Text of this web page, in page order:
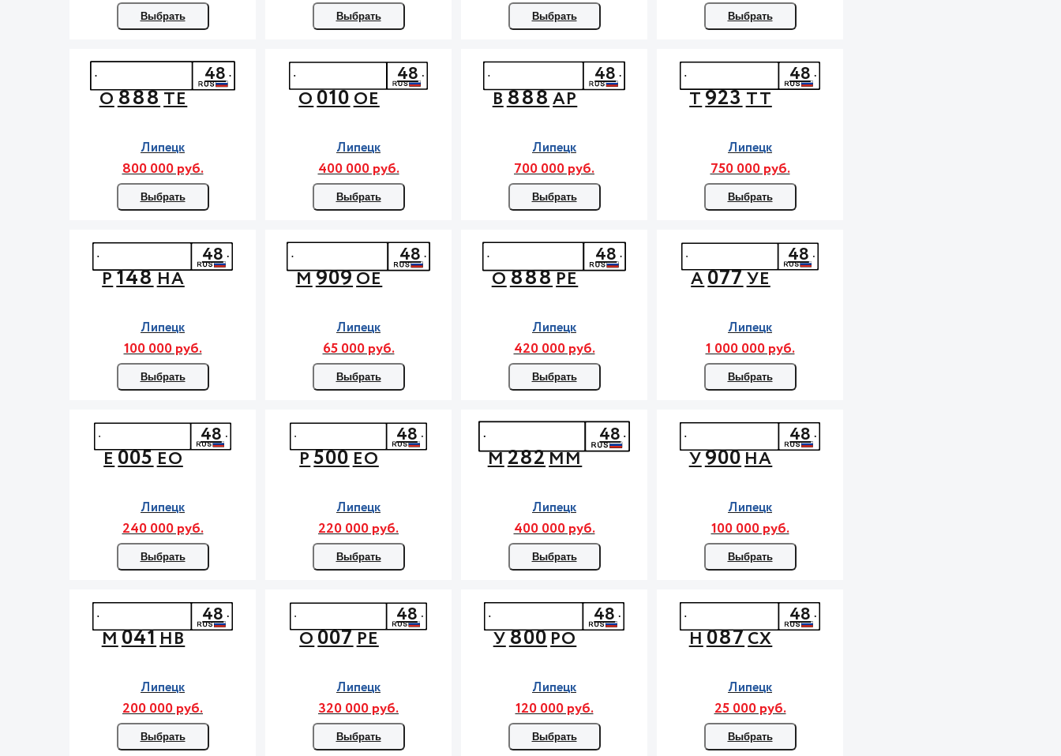
Выбрать Выбрать Выбрать Выбрать
О888ТЕ
48
Липецк
800 000 руб.
Выбрать
О010ОЕ
48
Липецк
400 000 руб.
Выбрать
В888АР
48
Липецк
700 000 руб.
Выбрать
Т923ТТ
48
Липецк
750 000 руб.
Выбрать
Р148НА
48
Липецк
100 000 руб.
Выбрать
М909ОЕ
48
Липецк
65 000 руб.
Выбрать
О888РЕ
48
Липецк
420 000 руб.
Выбрать
А077УЕ
48
Липецк
1 000 000 руб.
Выбрать
Е005ЕО
48
Липецк
240 000 руб.
Выбрать
Р500ЕО
48
Липецк
220 000 руб.
Выбрать
М282ММ
48
Липецк
400 000 руб.
Выбрать
У900НА
48
Липецк
100 000 руб.
Выбрать
М041НВ
48
Липецк
200 000 руб.
Выбрать
О007РЕ
48
Липецк
320 000 руб.
Выбрать
У800РО
48
Липецк
120 000 руб.
Выбрать
Н087СХ
48
Липецк
25 000 руб.
Выбрать